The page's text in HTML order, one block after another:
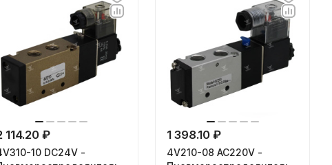
114.20 ₽
10 DC24V -
1 398.10 ₽
4V210-08 AC220V -